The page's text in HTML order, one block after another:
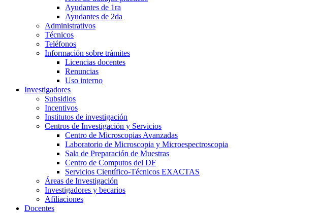
Ayudantes de 1ra
Ayudantes de 2da
Administrativos
Técnicos
Teléfonos
Información sobre trámites
Licencias docentes
Renuncias
Uso interno
Investigadores
Subsidios
Incentivos
Institutos de investigación
Centros de Investigación y Servicios
Centro de Microscopias Avanzadas
Laboratorio de Microscopia y Microespectroscopia
Sala de Preparación de Muestras
Centro de Computos del DF
Servicios Científico-Técnicos EXACTAS
Áreas de Investigación
Investigadores y becarios
Afiliaciones
Docentes